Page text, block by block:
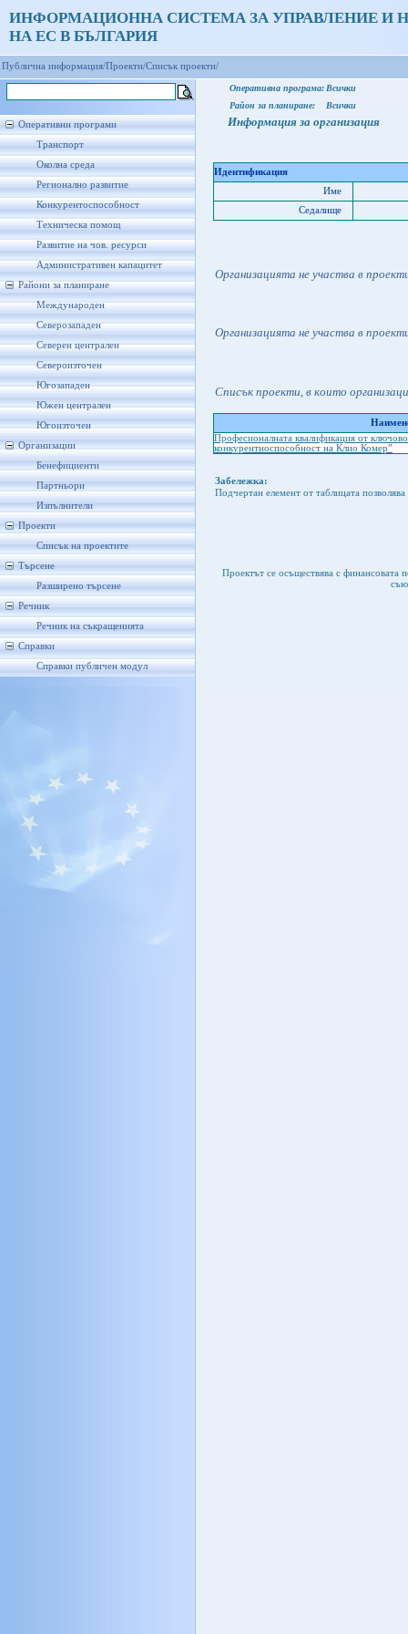
ИНФОРМАЦИОННА СИСТЕМА ЗА УПРАВЛЕНИЕ И
НА ЕС В БЪЛГАРИЯ
Публична информация/Проекти/Списък проекти/
Оперативни програми
Транспорт
Околна среда
Регионално развитие
Конкурентоспособност
Техническа помощ
Развитие на чов. ресурси
Административен капацитет
Райони за планиране
Международен
Северозападен
Северен централен
Североизточен
Югозападен
Южен централен
Югоизточен
Организации
Бенефициенти
Партньори
Изпълнители
Проекти
Списък на проектите
Търсене
Разширено търсене
Речник
Речник на съкращенията
Справки
Справки публичен модул
Оперативна програма: Всички
Район за планиране:
Всички
Информация за организация
Идентификация
Име
Седалище
Организацията не участва в
Организацията не участва в
Списък проекти, в които
Професионалната квалификация от
конкурентноспособност на Клио Комер”
Забележка:
Подчертан елемент от таблицата
Проектът се осъществява с финансовата